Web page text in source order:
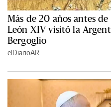
Más de 20 años antes
León XIV visitó la
Bergoglio
elDiarioAR